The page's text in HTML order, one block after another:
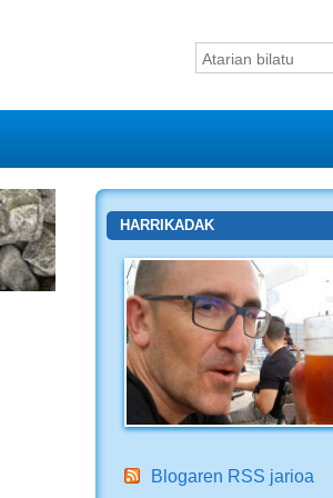
Bilatu atarian
HARRIKADAK
Blogaren RSS jarioa